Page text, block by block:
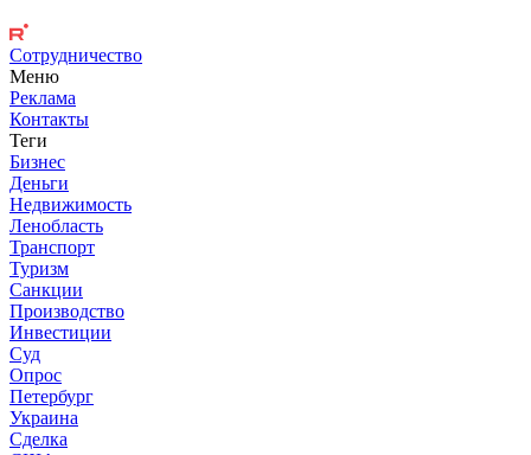
Сотрудничество
Меню
Реклама
Контакты
Теги
Бизнес
Деньги
Недвижимость
Ленобласть
Транспорт
Туризм
Санкции
Производство
Инвестиции
Суд
Опрос
Петербург
Украина
Сделка